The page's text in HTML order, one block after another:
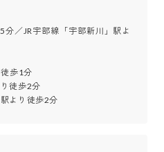
分／JR宇部線「宇部新川」駅よ
歩1分
徒歩2分
より徒歩2分